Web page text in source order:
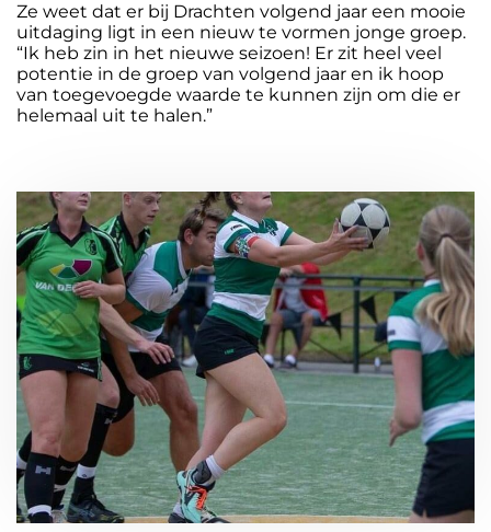
Ze weet dat er bij Drachten volgend jaar een mooie
uitdaging ligt in een nieuw te vormen jonge groep.
“Ik heb zin in het nieuwe seizoen! Er zit heel veel
potentie in de groep van volgend jaar en ik hoop
van toegevoegde waarde te kunnen zijn om die er
helemaal uit te halen.”